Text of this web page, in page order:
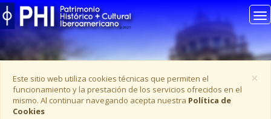
×
Este sitio web utiliza cookies técnicas que permiten el
funcionamiento y la prestación de los servicios ofrecidos en el
mismo. Al continuar navegando acepta nuestra Política de
Cookies